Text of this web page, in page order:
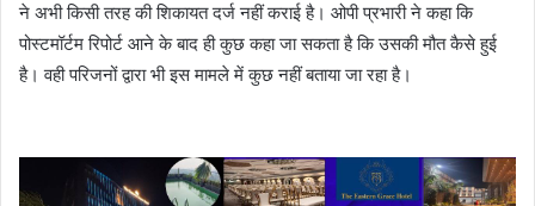
ने अभी किसी तरह की शिकायत दर्ज नहीं कराई है। ओपी प्रभारी ने कहा कि
पोस्टमॉर्टम रिपोर्ट आने के बाद ही कुछ कहा जा सकता है कि उसकी मौत कैसे हुई
है। वही परिजनों द्वारा भी इस मामले में कुछ नहीं बताया जा रहा है।